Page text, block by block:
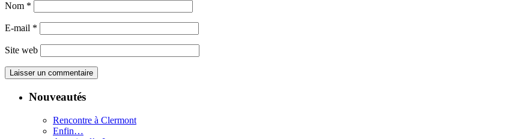
Nom *
E-mail *
Site web
Nouveautés
Rencontre à Clermont
Enfin…